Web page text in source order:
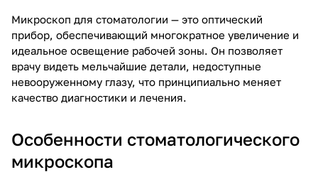
Микроскоп для стоматологии — это оптический
прибор, обеспечивающий многократное увеличение и
идеальное освещение рабочей зоны. Он позволяет
врачу видеть мельчайшие детали, недоступные
невооруженному глазу, что принципиально меняет
качество диагностики и лечения.
Особенности стоматологического
микроскопа